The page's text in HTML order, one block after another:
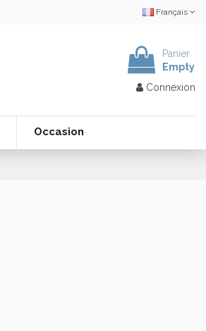
Français
Panier
Empty
Connexion
Occasion